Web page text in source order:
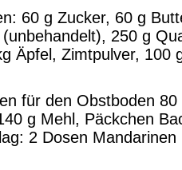
60 g Zucker, 60 g
250 g
Äpfel, Zimtpulver, 100
für den Obstboden
g Mehl, Päckchen
2 Dosen